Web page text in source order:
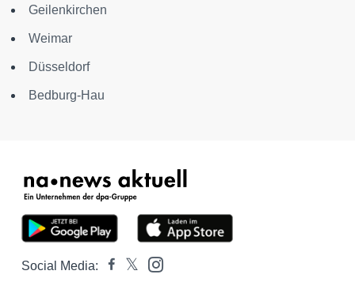
Geilenkirchen
Weimar
Düsseldorf
Bedburg-Hau
Social Media: